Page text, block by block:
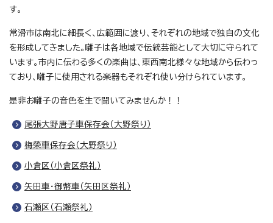
す。
常滑市は南北に細長く、広範囲に渡り、それぞれの地域で独自の文化
を形成してきました。囃子は各地域で伝統芸能として大切に守られて
います。市内に伝わる多くの楽曲は、東西南北様々な地域から伝わっ
ており、囃子に使用される楽器もそれぞれ使い分けられています。
是非お囃子の音色を生で聞いてみませんか！！
尾張大野唐子車保存会（大野祭り）
梅榮車保存会（大野祭り）
小倉区（小倉区祭礼）
矢田車・御幣車（矢田区祭礼）
石瀬区（石瀬祭礼）